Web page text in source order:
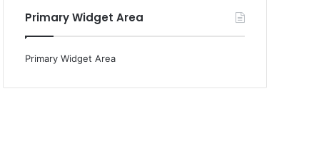
Primary Widget Area
Primary Widget Area